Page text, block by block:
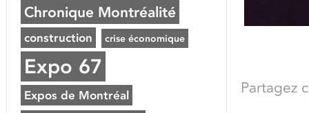
Partagez
Chronique Montréalité
construction crise économique
Expo 67
Expos de Montréal